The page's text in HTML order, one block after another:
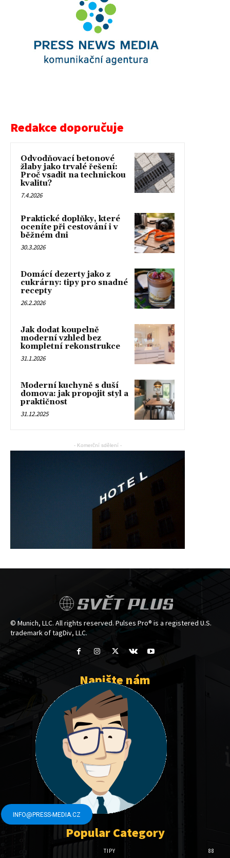
Redakce doporučuje
Odvodňovací betonové
žlaby jako trvalé řešení:
Proč vsadit na technickou
kvalitu?
7.4.2026
Praktické doplňky, které
oceníte při cestování i v
běžném dni
30.3.2026
Domácí dezerty jako z
cukrárny: tipy pro snadné
recepty
26.2.2026
Jak dodat koupelně
moderní vzhled bez
kompletní rekonstrukce
31.1.2026
Moderní kuchyně s duší
domova: jak propojit styl a
praktičnost
31.12.2025
- Komerční sdělení -
SVĚT PLUS
© Munich, LLC. All rights reserved. Pulses Pro® is a registered U.S.
trademark of tagDiv, LLC.
Napište nám
INFO@PRESS-MEDIA.CZ
Popular Category
TIPY 88